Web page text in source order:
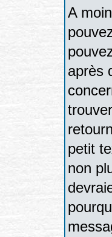
A
après
petit
non